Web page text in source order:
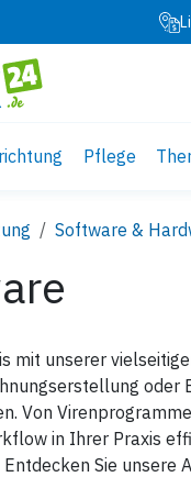
Pflege
Software &
mit unserer
oder
Von
in Ihrer Praxis
Sie unsere